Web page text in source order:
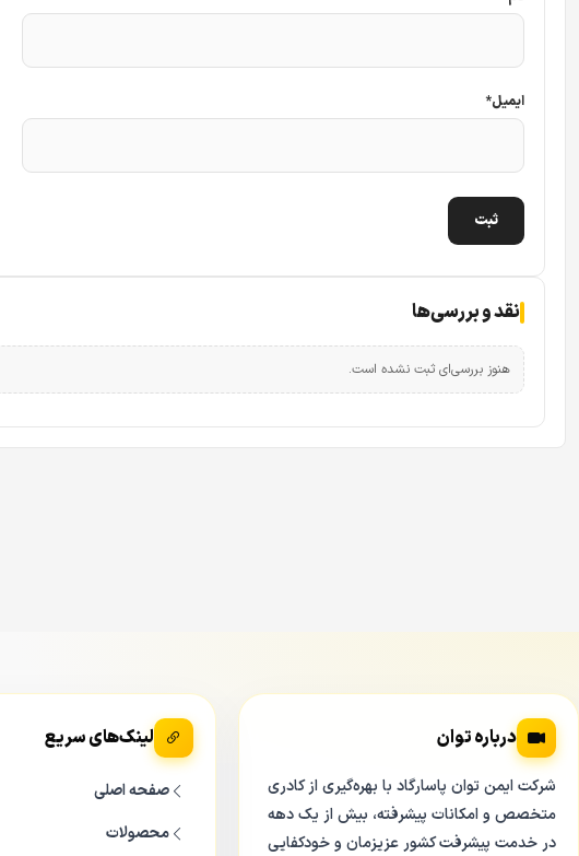
نقد و بررسی‌ها
هنوز بررسی‌ای ثبت نشده است.
ایمیل*
درباره توان
شرکت ایمن توان پاسارگاد با بهره‌گیری از کادری
متخصص و امکانات پیشرفته، بیش از یک دهه
در خدمت پیشرفت کشور عزیزمان و خودکفایی
لینک‌های سریع
صفحه اصلی
محصولات